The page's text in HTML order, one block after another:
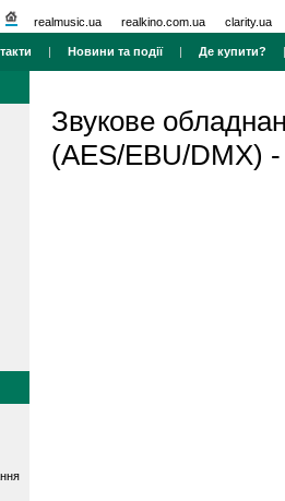
realmusic.ua realkino.com.ua clarity.ua
| Новини та події| Де купити?
Звукове
(AES/EBU/DMX)